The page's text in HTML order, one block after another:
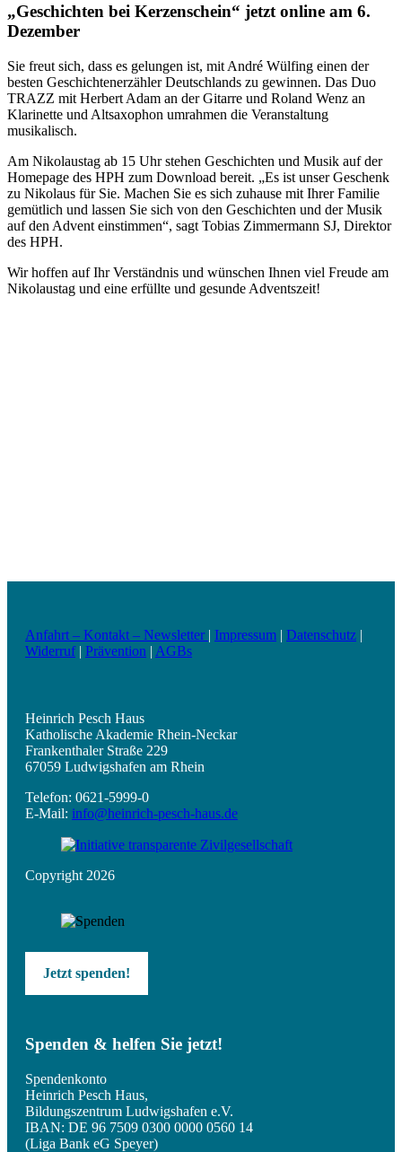
„Geschichten bei Kerzenschein“ jetzt online am 6.
Dezember
Sie freut sich, dass es gelungen ist, mit André Wülfing einen der
besten Geschichtenerzähler Deutschlands zu gewinnen. Das Duo
TRAZZ mit Herbert Adam an der Gitarre und Roland Wenz an
Klarinette und Altsaxophon umrahmen die Veranstaltung
musikalisch.
Am Nikolaustag ab 15 Uhr stehen Geschichten und Musik auf der
Homepage des HPH zum Download bereit. „Es ist unser Geschenk
zu Nikolaus für Sie. Machen Sie es sich zuhause mit Ihrer Familie
gemütlich und lassen Sie sich von den Geschichten und der Musik
auf den Advent einstimmen“, sagt Tobias Zimmermann SJ, Direktor
des HPH.
Wir hoffen auf Ihr Verständnis und wünschen Ihnen viel Freude am
Nikolaustag und eine erfüllte und gesunde Adventszeit!
Anfahrt – Kontakt – Newsletter | Impressum | Datenschutz |
Widerruf| Prävention | AGBs
Heinrich Pesch Haus
Katholische Akademie Rhein-Neckar
Frankenthaler Straße 229
67059 Ludwigshafen am Rhein
Telefon: 0621-5999-0
E-Mail: info@heinrich-pesch-haus.de
Copyright 2026
Jetzt spenden!
Spenden & helfen Sie jetzt!
Spendenkonto
Heinrich Pesch Haus,
Bildungszentrum Ludwigshafen e.V.
IBAN: DE 96 7509 0300 0000 0560 14
(Liga Bank eG Speyer)